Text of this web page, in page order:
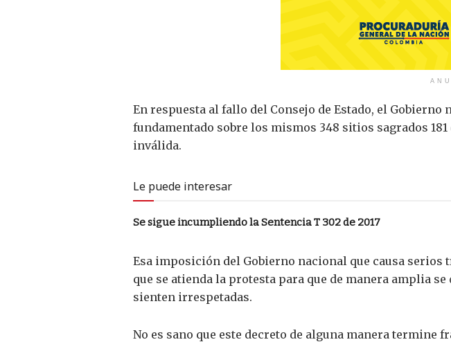
En respuesta al fallo del Consejo de Estado, el
fundamentado sobre los mismos 348 sitios sagrados
inválida.
Le puede interesar
Se sigue incumpliendo la Sentencia T 302 de 2017
Esa imposición del Gobierno nacional que causa
que se atienda la protesta para que de manera amplia
sienten irrespetadas.
No es sano que este decreto de alguna manera termine